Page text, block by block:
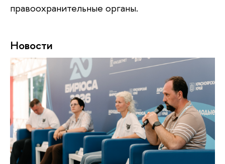
правоохранительные органы.
Новости